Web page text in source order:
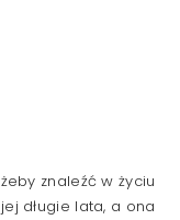
znaleźć w życiu
długie lata, a ona